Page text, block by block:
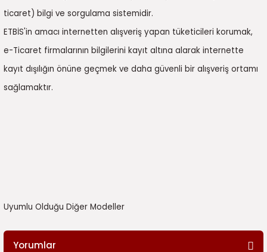
ticaret) bilgi ve sorgulama sistemidir.
ETBİS'in amacı internetten alışveriş yapan tüketicileri korumak,
e-Ticaret firmalarının bilgilerini kayıt altına alarak internette
kayıt dışılığın önüne geçmek ve daha güvenli bir alışveriş ortamı
sağlamaktır.
Uyumlu Olduğu Diğer Modeller
Yorumlar